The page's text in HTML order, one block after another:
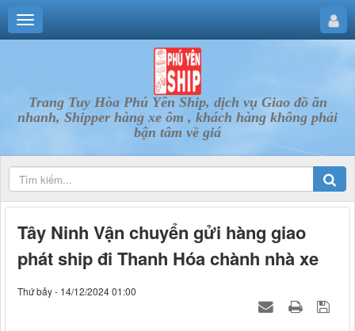
Trang Tuy Hòa Phú Yên Ship, dịch vụ Giao đồ ăn
nhanh, Shipper hàng xe ôm , khách hàng không phải
bận tâm về giá
Tây Ninh Vận chuyển gửi hàng giao
phát ship đi Thanh Hóa chành nhà xe
Thứ bảy - 14/12/2024 01:00